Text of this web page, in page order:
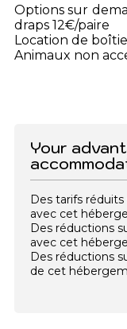
Options sur
draps 12€/paire
Location de
Animaux non
Your
Des tarifs
avec cet
Des réductions
avec cet
Des réductions
de cet